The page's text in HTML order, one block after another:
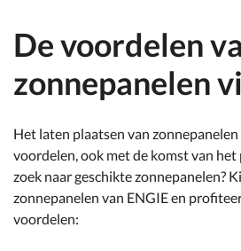
De voordelen
zonnepanelen
Het laten plaatsen van
voordelen, ook met de komst van
zoek naar geschikte zonnepanelen?
zonnepanelen van ENGIE en
voordelen: